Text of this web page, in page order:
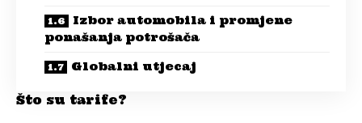
Izbor automobila i promjene
ponašanja potrošača
Globalni utjecaj
Što su tarife?